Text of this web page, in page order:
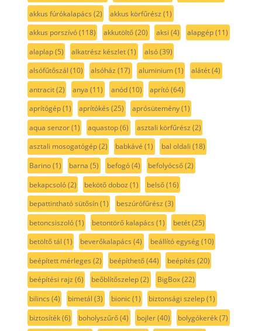
akkus fúrókalapács (2) akkus körfűrész (1)
akkus porszívó(118) akkutöltő(20) aksi (4) alapgép(11)
alaplap(5) alkatrész készlet(1) alsó(39)
alsófűtőszál (10) alsóház (17) aluminium(1) alátét(4)
antracit(2) anya (11) anód(10) aprító(64)
aprítógép(1) aprítókés (25) aprósütemény(1)
aqua senzor(1) aquastop(6) asztali körfűrész (2)
asztali mosogatógép(2) babkávé (1) bal oldali (18)
Barino(1) barna (5) befogó(4) befolyócső(2)
bekapcsoló(2) bekötő doboz (1) belső(16)
bepattintható sütősín(1) beszúrófűrész (3)
betoncsiszoló(1) betontörő kalapács (1) betét(25)
betöltő tál (1) beverőkalapács (4) beállító egység(10)
beépített mérleges (2) beépíthető(44) beépítés (20)
beépítési rajz (6) beőblítőszelep(2) BigBox(22)
bilincs (4) bimetál (3) bionic(1) biztonsági szelep(1)
biztosíték(6) boholyszűrő(4) bojler(40) bolygókerék(7)